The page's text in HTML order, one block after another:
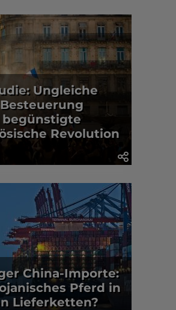
Ungleiche
Besteuerung
begünstigte
Revolution
China-Importe:
Pferd in
Lieferketten?